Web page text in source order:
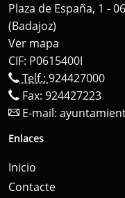
Plaza de España, 1 -
(Badajoz)
Ver mapa
CIF: P0615400I
Telf.: 924427000
Fax: 924427223
E-mail:
Enlaces
Inicio
Contacte